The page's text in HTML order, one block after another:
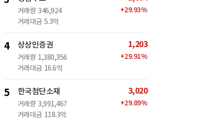
거래량 346,924
거래대금 5.3억
+29.93%
4 상상인증권
거래량 1,380,356
거래대금 16.6억
1,203
+29.91%
5 한국첨단소재
거래량 3,991,467
거래대금 118.3억
3,020
+29.89%